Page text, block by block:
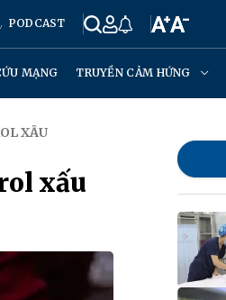
PODCAST
MẠNG TRUYỀN CẢM HỨNG
XẤU
xấu